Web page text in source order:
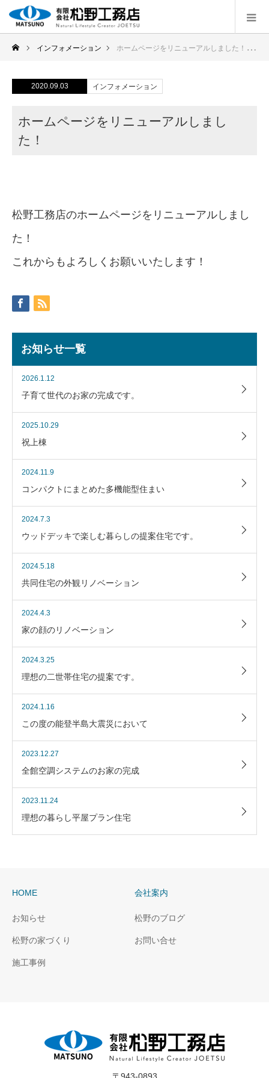
インフォメーション ホームページをリニューアルしました！
2020.09.03 インフォメーション
ホームページをリニューアルしまし
た！
松野工務店のホームページをリニューアルしまし
た！
これからもよろしくお願いいたします！
お知らせ一覧
2026.1.12
子育て世代のお家の完成です。
2025.10.29
祝上棟
2024.11.9
コンパクトにまとめた多機能型住まい
2024.7.3
ウッドデッキで楽しむ暮らしの提案住宅です。
2024.5.18
共同住宅の外観リノベーション
2024.4.3
家の顔のリノベーション
2024.3.25
理想の二世帯住宅の提案です。
2024.1.16
この度の能登半島大震災において
2023.12.27
全館空調システムのお家の完成
2023.11.24
理想の暮らし平屋プラン住宅
HOME
お知らせ
松野の家づくり
施工事例
会社案内
松野のブログ
お問い合せ